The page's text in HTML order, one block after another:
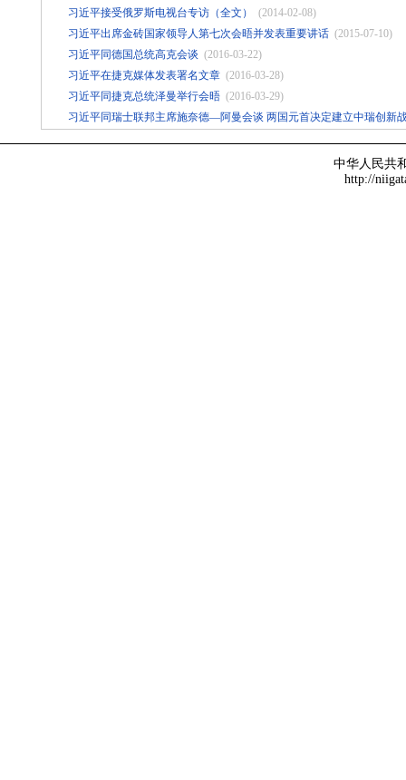
习近平接受俄罗斯电视台专访（全文）
(2014-02-08)
习近平出席金砖国家领导人第七次会晤并发表重要讲话 (2015-07-10)
习近平同德国总统高克会谈 (2016-03-22)
习近平在捷克媒体发表署名文章 (2016-03-28)
习近平同捷克总统泽曼举行会晤 (2016-03-29)
习近平同瑞士联邦主席施奈德—阿曼会谈 两国元首决定建立中瑞创新
中华人民共
http://